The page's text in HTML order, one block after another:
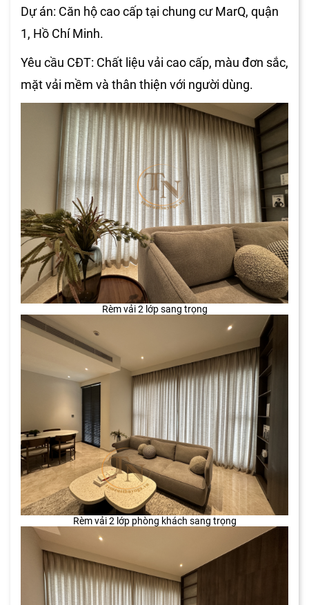
Dự án: Căn hộ cao cấp tại chung cư MarQ, quận
1, Hồ Chí Minh.
Yêu cầu CĐT: Chất liệu vải cao cấp, màu đơn sắc,
mặt vải mềm và thân thiện với người dùng.
Rèm vải 2 lớp sang trọng
Rèm vải 2 lớp phòng khách sang trọng